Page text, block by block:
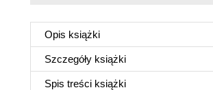
Opis książki
Szczegóły książki
Spis treści książki